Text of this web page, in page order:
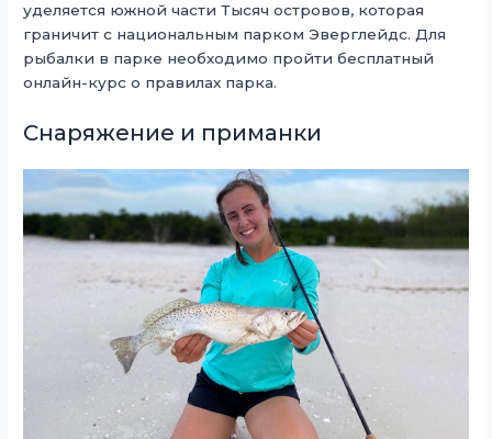
уделяется южной части Тысяч островов, которая
граничит с национальным парком Эверглейдс. Для
рыбалки в парке необходимо пройти бесплатный
онлайн-курс о правилах парка.
Снаряжение и приманки